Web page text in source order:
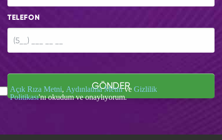
TELEFON
GÖNDER
Açık Rıza Metni, Aydınlatma Metnive Gizlilik
Politikası'nı okudum ve onaylıyorum.